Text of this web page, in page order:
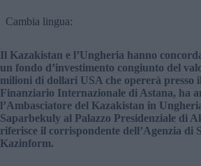
Cambia lingua:
Il Kazakistan e l’Ungheria hanno
un fondo d’investimento congiunto del
milioni di dollari USA che opererà presso
Finanziario Internazionale di Astana, ha
l’Ambasciatore del Kazakistan in
Saparbekuly al Palazzo Presidenziale di
riferisce il corrispondente dell’Agenzia di
Kazinform.